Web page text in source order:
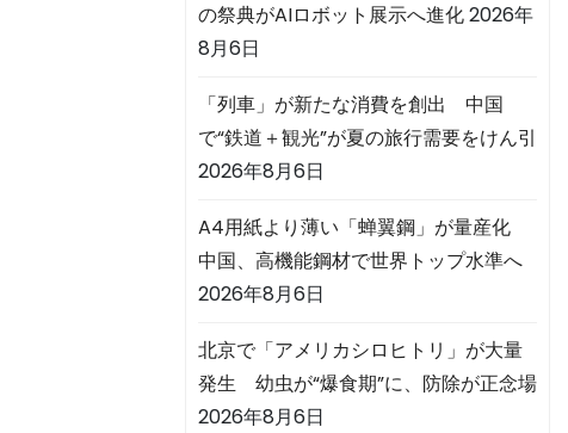
の祭典がAIロボット展示へ進化2026年
8月6日
「列車」が新たな消費を創出 中国
で“鉄道＋観光”が夏の旅行需要をけん引
2026年8月6日
A4用紙より薄い「蝉翼鋼」が量産化
中国、高機能鋼材で世界トップ水準へ
2026年8月6日
北京で「アメリカシロヒトリ」が大量
発生 幼虫が“爆食期”に、防除が正念場
2026年8月6日